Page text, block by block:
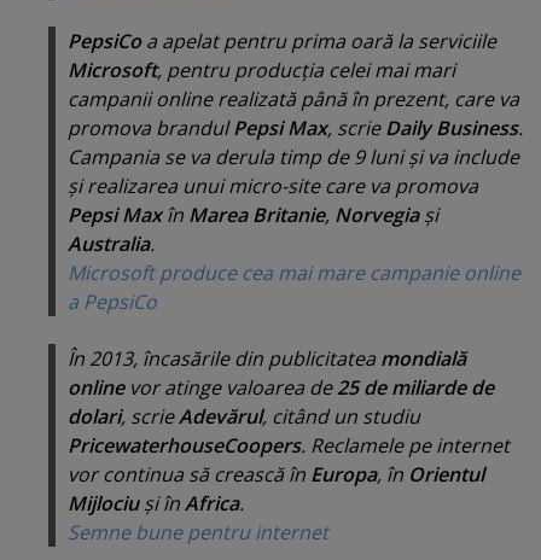
PepsiCoa apelat pentru prima oară la serviciile
Microsoft, pentru producţia celei mai mari
campanii online realizată până în prezent, care va
promova brandulPepsi Max, scrieDaily Business.
Campania se va derula timp de 9 luni şi va include
şi realizarea unui micro-site care va promova
Pepsi Maxîn Marea Britanie, Norvegiaşi
Australia.
Microsoft produce cea mai mare campanie online
a PepsiCo
În 2013, încasările din publicitatea mondială
onlinevor atinge valoarea de25 de miliarde de
dolari, scrieAdevărul, citând un studiu
PricewaterhouseCoopers. Reclamele pe internet
vor continua să crească în Europa, în Orientul
Mijlociuşi înAfrica.
Semne bune pentru internet